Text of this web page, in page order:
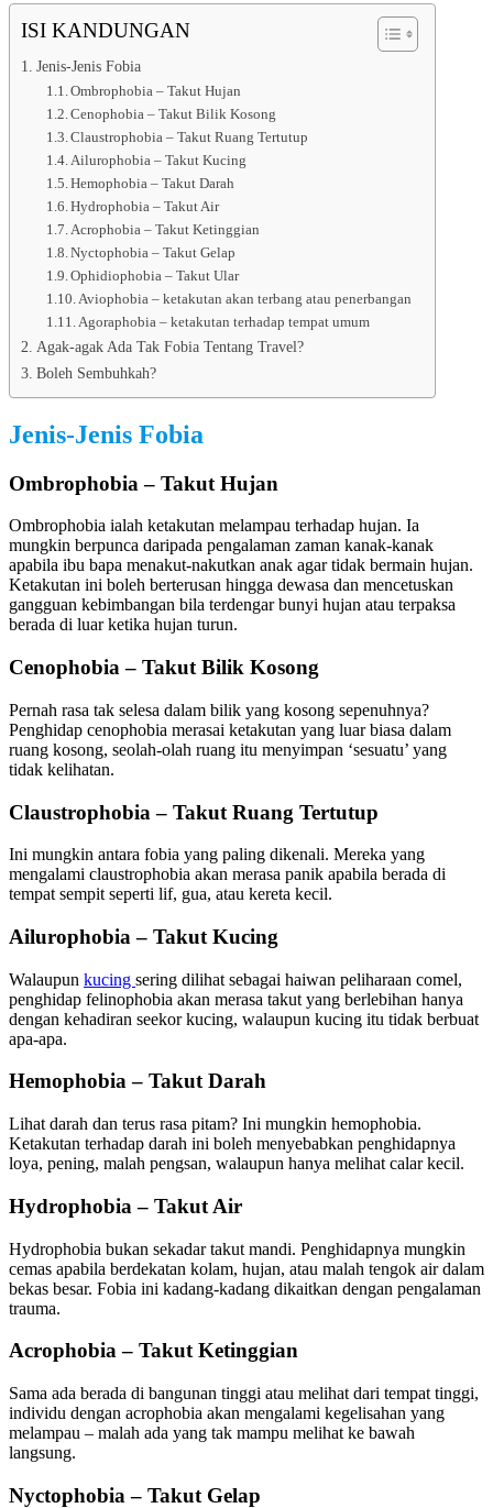
ISI KANDUNGAN
Jenis-Jenis Fobia
Ombrophobia – Takut Hujan
Cenophobia – Takut Bilik Kosong
Claustrophobia – Takut Ruang Tertutup
Ailurophobia – Takut Kucing
Hemophobia – Takut Darah
Hydrophobia – Takut Air
Acrophobia – Takut Ketinggian
Nyctophobia – Takut Gelap
Ophidiophobia – Takut Ular
Aviophobia – ketakutan akan terbang atau penerbangan
Agoraphobia – ketakutan terhadap tempat umum
Agak-agak Ada Tak Fobia Tentang Travel?
Boleh Sembuhkah?
Jenis-Jenis Fobia
Ombrophobia – Takut Hujan
Ombrophobia ialah ketakutan melampau terhadap hujan. Ia
mungkin berpunca daripada pengalaman zaman kanak-kanak
apabila ibu bapa menakut-nakutkan anak agar tidak bermain hujan.
Ketakutan ini boleh berterusan hingga dewasa dan mencetuskan
gangguan kebimbangan bila terdengar bunyi hujan atau terpaksa
berada di luar ketika hujan turun.
Cenophobia – Takut Bilik Kosong
Pernah rasa tak selesa dalam bilik yang kosong sepenuhnya?
Penghidap cenophobia merasai ketakutan yang luar biasa dalam
ruang kosong, seolah-olah ruang itu menyimpan ‘sesuatu’ yang
tidak kelihatan.
Claustrophobia – Takut Ruang Tertutup
Ini mungkin antara fobia yang paling dikenali. Mereka yang
mengalami claustrophobia akan merasa panik apabila berada di
tempat sempit seperti lif, gua, atau kereta kecil.
Ailurophobia – Takut Kucing
Walaupun kucing sering dilihat sebagai haiwan peliharaan comel,
penghidap felinophobia akan merasa takut yang berlebihan hanya
dengan kehadiran seekor kucing, walaupun kucing itu tidak berbuat
apa-apa.
Hemophobia – Takut Darah
Lihat darah dan terus rasa pitam? Ini mungkin hemophobia.
Ketakutan terhadap darah ini boleh menyebabkan penghidapnya
loya, pening, malah pengsan, walaupun hanya melihat calar kecil.
Hydrophobia – Takut Air
Hydrophobia bukan sekadar takut mandi. Penghidapnya mungkin
cemas apabila berdekatan kolam, hujan, atau malah tengok air dalam
bekas besar. Fobia ini kadang-kadang dikaitkan dengan pengalaman
trauma.
Acrophobia – Takut Ketinggian
Sama ada berada di bangunan tinggi atau melihat dari tempat tinggi,
individu dengan acrophobia akan mengalami kegelisahan yang
melampau – malah ada yang tak mampu melihat ke bawah
langsung.
Nyctophobia – Takut Gelap